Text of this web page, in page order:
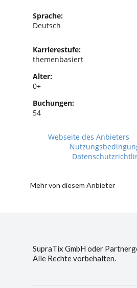
Sprache:
Deutsch
Karrierestufe:
themenbasiert
Alter:
0+
Buchungen:
54
Webseite des Anbieters
Mehr von diesem Anbieter
SupraTix GmbH oder
Alle Rechte vorbehalten.